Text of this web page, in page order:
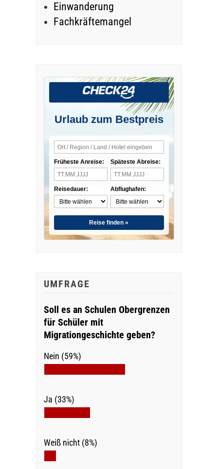
Einwanderung
Fachkräftemangel
Urlaub zum Bestpreis
Früheste Anreise:
Reisedauer:
Späteste Abreise:
Abflughafen:
Reise finden »
UMFRAGE
Soll es an Schulen Obergrenzen
für Schüler mit
Migrationgeschichte geben?
Nein (59%)
Ja (33%)
Weiß nicht (8%)